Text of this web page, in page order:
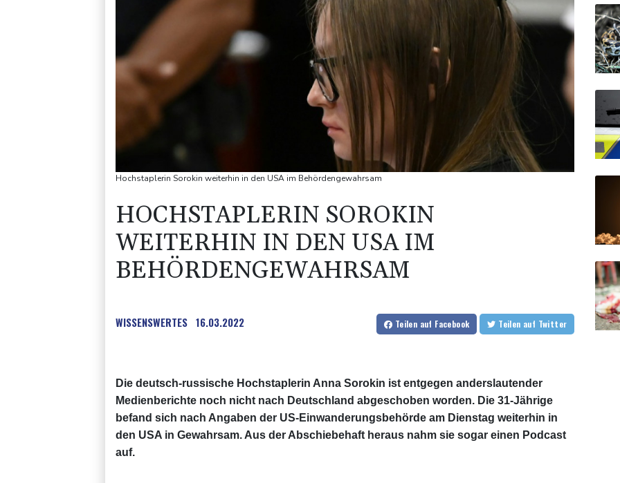
Hochstaplerin Sorokin weiterhin in den USA im Behördengewahrsam
HOCHSTAPLERIN SOROKIN
WEITERHIN IN DEN USA IM
BEHÖRDENGEWAHRSAM
WISSENSWERTES 16.03.2022 Teilen auf Facebook Teilen auf Twitter
Die deutsch-russische Hochstaplerin Anna Sorokin ist entgegen anderslautender
Medienberichte noch nicht nach Deutschland abgeschoben worden. Die 31-Jährige
befand sich nach Angaben der US-Einwanderungsbehörde am Dienstag weiterhin in
den USA in Gewahrsam. Aus der Abschiebehaft heraus nahm sie sogar einen Podcast
auf.